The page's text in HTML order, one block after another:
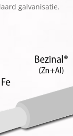
galvanisatie.